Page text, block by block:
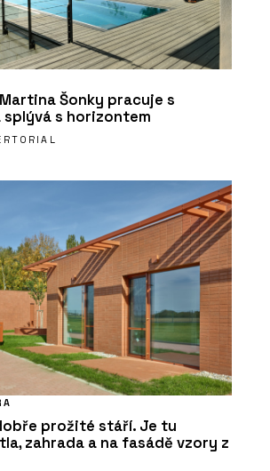
Šonky pracuje s
s horizontem
prožité stáří. Je tu
zahrada a na fasádě vzory z